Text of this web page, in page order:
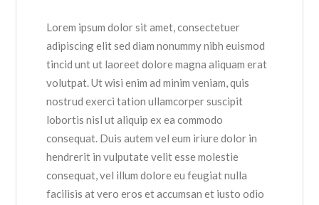
Lorem ipsum dolor sit amet, consectetuer
adipiscing elit sed diam nonummy nibh euismod
tincid unt ut laoreet dolore magna aliquam erat
volutpat. Ut wisi enim ad minim veniam, quis
nostrud exerci tation ullamcorper suscipit
lobortis nisl ut aliquip ex ea commodo
consequat. Duis autem vel eum iriure dolor in
hendrerit in vulputate velit esse molestie
consequat, vel illum dolore eu feugiat nulla
facilisis at vero eros et accumsan et iusto odio